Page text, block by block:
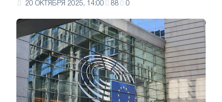
20 ОКТЯБРЯ 2025, 14:00 88 0